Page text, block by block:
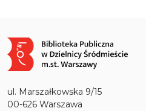
Obraz
ul. Marszałkowska 9/15
00-626 Warszawa